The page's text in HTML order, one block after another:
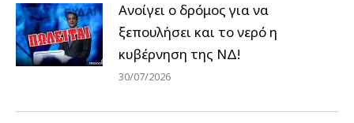
Ανοίγει ο δρόμος για να
ξεπουλήσει και το νερό η
κυβέρνηση της ΝΔ!
30/07/2026